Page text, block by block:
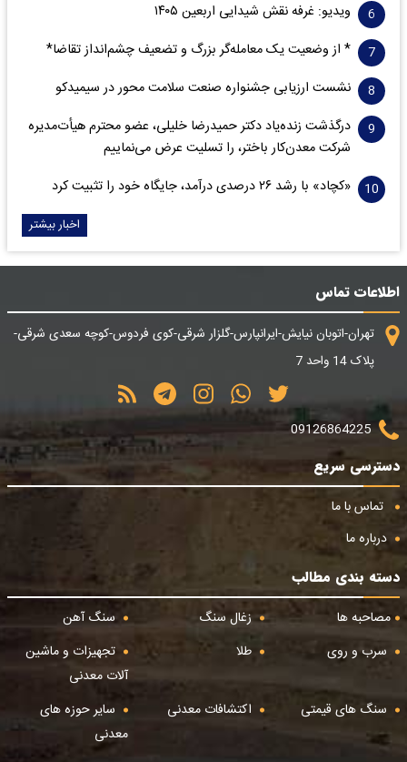
ویدیو: غرفه نقش شیدایی اربعین ۱۴۰۵
* از وضعیت یک معامله‌گر بزرگ و تضعیف چشم‌انداز تقاضا*
نشست ارزیابی جشنواره صنعت سلامت‌ محور در سیمیدکو
درگذشت زنده‌یاد دکتر حمیدرضا خلیلی، عضو محترم هیأت‌مدیره
شرکت معدن‌کار باختر، را تسلیت عرض می‌نماییم
«کچاد» با رشد ۲۶ درصدی درآمد، جایگاه خود را تثبیت کرد
اخبار بیشتر
اطلاعات تماس
تهران-اتوبان نیایش-ایرانپارس-گلزار شرقی-کوی فردوس-کوچه سعدی شرقی-
پلاک 14 واحد 7
09126864225
دسترسی سریع
تماس با ما
درباره ما
دسته بندی مطالب
مصاحبه ها
زغال سنگ
سنگ آهن
سرب و روی
طلا
تجهیزات و ماشین
آلات معدنی
سنگ های قیمتی
اکتشافات معدنی
سایر حوزه های
معدنی